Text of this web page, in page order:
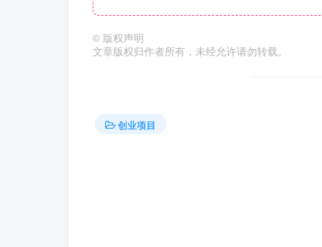
© 版权声明
文章版权归作者所有，未经允许请勿转载。
创业项目